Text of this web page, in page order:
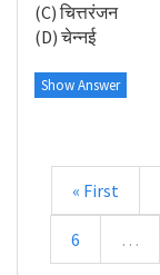
(C) चित्तरंजन
(D) चेन्नई
Show Answer
« First
6 …